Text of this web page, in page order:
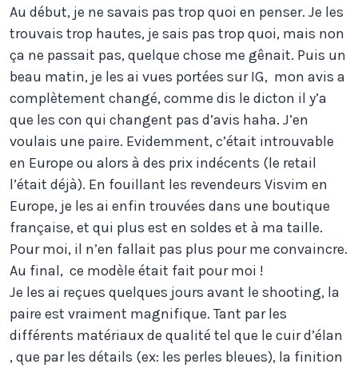
Au début, je ne savais pas trop quoi en penser. Je les
trouvais trop hautes, je sais pas trop quoi, mais non
ça ne passait pas, quelque chose me gênait. Puis un
beau matin, je les ai vues portées sur IG, mon avis a
complètement changé, comme dis le dicton il y’a
que les con qui changent pas d’avis haha. J’en
voulais une paire. Evidemment, c’était introuvable
en Europe ou alors à des prix indécents (le retail
l’était déjà). En fouillant les revendeurs Visvim en
Europe, je les ai enfin trouvées dans une boutique
française, et qui plus est en soldes et à ma taille.
Pour moi, il n’en fallait pas plus pour me convaincre.
Au final, ce modèle était fait pour moi !
Je les ai reçues quelques jours avant le shooting, la
paire est vraiment magnifique. Tant par les
différents matériaux de qualité tel que le cuir d’élan
, que par les détails (ex: les perles bleues), la finition